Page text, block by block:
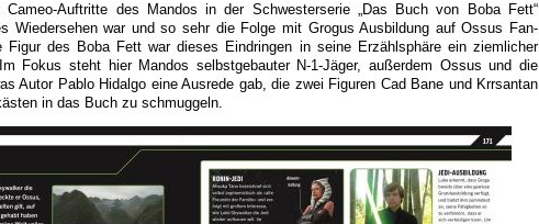
Auftritte des Mandos in der Schwesterserie „Das Buch von Boba Fett“
Wiedersehen war und so sehr die Folge mit Grogus Ausbildung auf Ossus Fan-
Figur des Boba Fett war dieses Eindringen in seine Erzählsphäre ein ziemlicher
Fokus steht hier Mandos selbstgebauter N-1-Jäger, außerdem Ossus und die
Autor Pablo Hidalgo eine Ausrede gab, die zwei Figuren Cad Bane und Krrsantan
in das Buch zu schmuggeln.